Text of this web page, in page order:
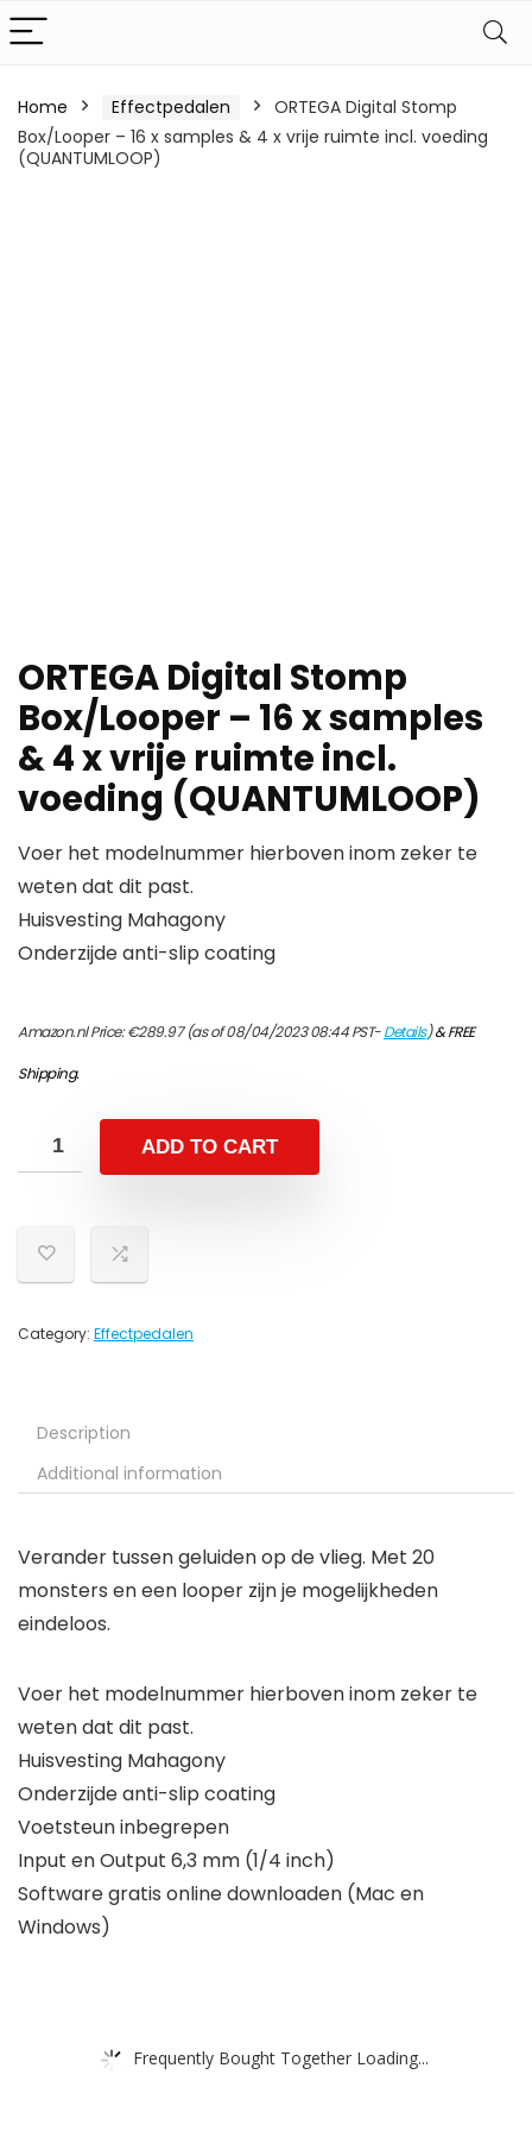
Home Effectpedalen
ORTEGA Digital Stomp
Box/Looper – 16 x samples & 4 x vrije ruimte incl. voeding
(QUANTUMLOOP)
ORTEGA Digital Stomp
Box/Looper – 16 x samples
& 4 x vrije ruimte incl.
voeding (QUANTUMLOOP)
Voer het modelnummer hierboven inom zeker te
weten dat dit past.
Huisvesting Mahagony
Onderzijde anti-slip coating
Amazon.nl Price:€289.97(as of 08/04/2023 08:44 PST-Details)&FREE
Shipping.
ADD TO CART
Category: Effectpedalen
Description
Additional information
Verander tussen geluiden op de vlieg. Met 20
monsters en een looper zijn je mogelijkheden
eindeloos.
Voer het modelnummer hierboven inom zeker te
weten dat dit past.
Huisvesting Mahagony
Onderzijde anti-slip coating
Voetsteun inbegrepen
Input en Output 6,3 mm (1/4 inch)
Software gratis online downloaden (Mac en
Windows)
Frequently Bought Together Loading...